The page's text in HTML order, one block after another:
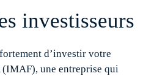
investisseurs
d’investir votre
(IMAF), une entreprise qui